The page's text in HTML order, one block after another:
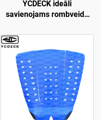
YCDECK ideāli
savienojams rombveida
6 mm biezs pretslīdēšanas
jūras grīdas paklājs ar
stipru 3M pašlīmējošo
slāni